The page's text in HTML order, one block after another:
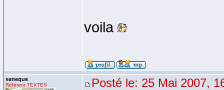
voila
seneque
Référent TEXTES Posté le: 25 Mai 2007,